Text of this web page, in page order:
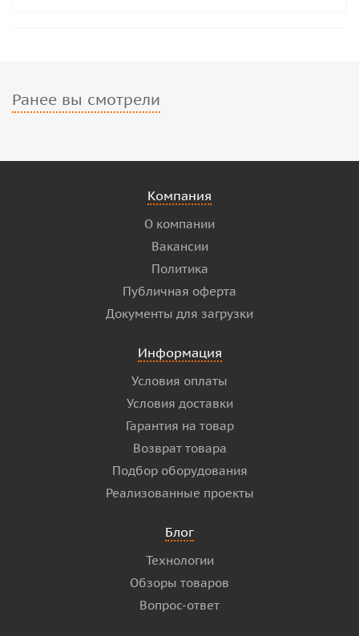
Ранее вы смотрели
Компания
О компании
Вакансии
Политика
Публичная оферта
Документы для загрузки
Информация
Условия оплаты
Условия доставки
Гарантия на товар
Возврат товара
Подбор оборудования
Реализованные проекты
Блог
Технологии
Обзоры товаров
Вопрос-ответ